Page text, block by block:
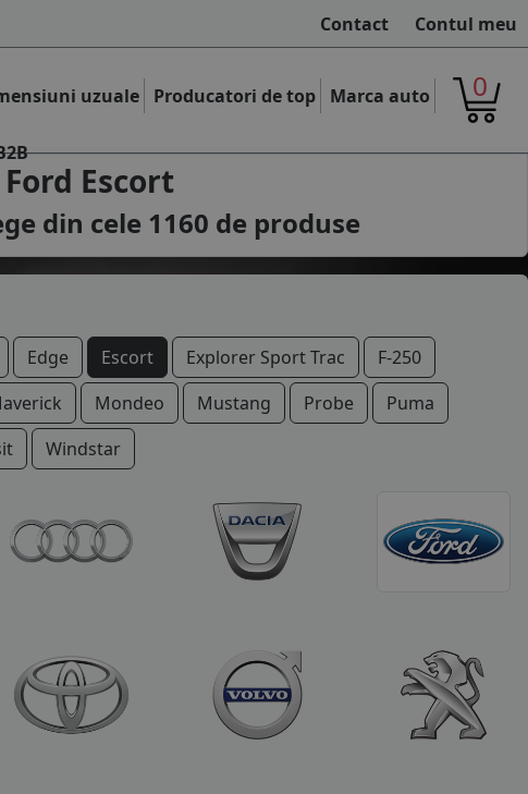
Contact Contul meu
uzuale Producatori de top Marca auto 0
Escort
din cele 1160 de produse
Edge Escort Explorer Sport Trac
F-250
Mondeo Mustang Probe
Puma
Windstar